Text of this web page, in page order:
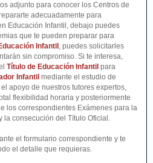
adjunto para conocer los Centros de
adecuadamente para
Educación Infantil, debajo puedes
que te pueden preparar para
Infantil , puedes solicitarles
sin compromiso. Si te interesa,
Título de Educación Infantil para
Infantil mediante el estudio de
apoyo de nuestros tutores expertos,
flexibilidad horaria y posteriormente
los correspondientes Exámenes para la
la consecución del Título Oficial.
el formulario correspondiente y te
el detalle que requieras.